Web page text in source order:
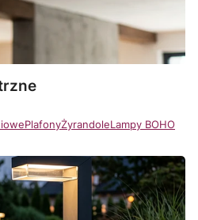
PlafonyŻyrandoleLampy BOHO